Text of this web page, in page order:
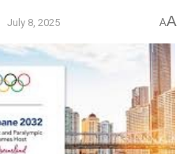
July 8, 2025 AA